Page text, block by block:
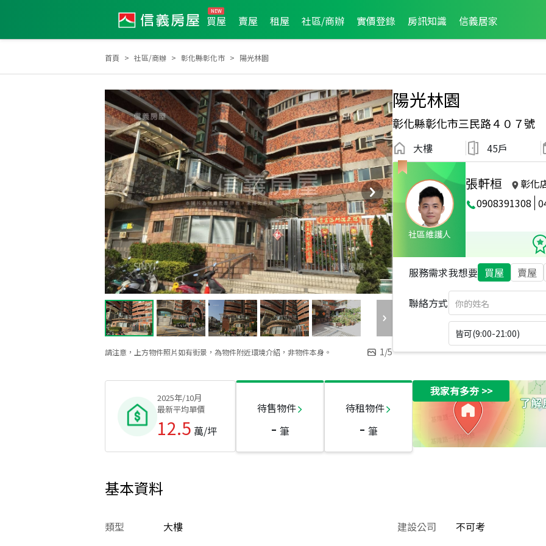
買屋 賣屋 租屋 社區/商辦 實價登錄 房訊知識 信義居家
首頁 社區/商辦 彰化縣彰化市 陽光林園
請注意，上方物件照片如有街景，為物件附近環境介紹，非物件本身。 1/5
陽光林園
彰化縣彰化市三民路４０７號
大樓 45戶
社區維護人
張軒桓
彰化
0908391308
2026年5月龍虎榜
服務需求我想要 買屋 賣屋
聯絡方式
皆可(9:00-21:00)
2025年/10月
最新平均單價
12.5 萬/坪
待售物件
- 筆
待租物件
- 筆
我家有多夯>>
基本資料
類型 大樓 建設公司 不可考